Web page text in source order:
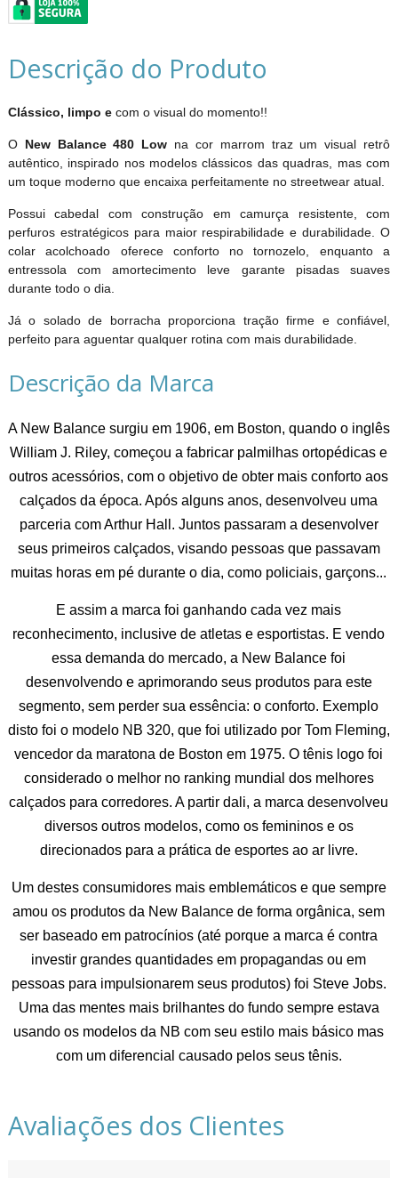
Descrição do Produto
Clássico, limpo e com o visual do momento!!
O New Balance 480 Low na cor marrom traz um visual retrô
autêntico, inspirado nos modelos clássicos das quadras, mas com
um toque moderno que encaixa perfeitamente no streetwear atual.
Possui cabedal com construção em camurça resistente, com
perfuros estratégicos para maior respirabilidade e durabilidade. O
colar acolchoado oferece conforto no tornozelo, enquanto a
entressola com amortecimento leve garante pisadas suaves
durante todo o dia.
Já o solado de borracha proporciona tração firme e confiável,
perfeito para aguentar qualquer rotina com mais durabilidade.
Descrição da Marca
A New Balance surgiu em 1906, em Boston, quando o inglês
William J. Riley, começou a fabricar palmilhas ortopédicas e
outros acessórios, com o objetivo de obter mais conforto aos
calçados da época. Após alguns anos, desenvolveu uma
parceria com Arthur Hall. Juntos passaram a desenvolver
seus primeiros calçados, visando pessoas que passavam
muitas horas em pé durante o dia, como policiais, garçons...
E assim a marca foi ganhando cada vez mais
reconhecimento, inclusive de atletas e esportistas. E vendo
essa demanda do mercado, a New Balance foi
desenvolvendo e aprimorando seus produtos para este
segmento, sem perder sua essência: o conforto. Exemplo
disto foi o modelo NB 320, que foi utilizado por Tom Fleming,
vencedor da maratona de Boston em 1975. O tênis logo foi
considerado o melhor no ranking mundial dos melhores
calçados para corredores. A partir dali, a marca desenvolveu
diversos outros modelos, como os femininos e os
direcionados para a prática de esportes ao ar livre.
Um destes consumidores mais emblemáticos e que sempre
amou os produtos da New Balance de forma orgânica, sem
ser baseado em patrocínios (até porque a marca é contra
investir grandes quantidades em propagandas ou em
pessoas para impulsionarem seus produtos) foi Steve Jobs.
Uma das mentes mais brilhantes do fundo sempre estava
usando os modelos da NB com seu estilo mais básico mas
com um diferencial causado pelos seus tênis.
Avaliações dos Clientes